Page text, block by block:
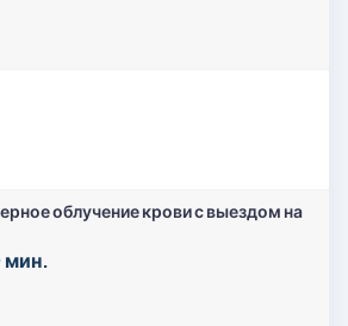
облучение крови с выездом на
мин.